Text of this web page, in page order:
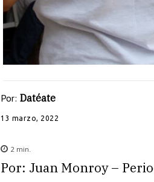
Por: Datéate
13 marzo, 2022
2 min.
Por: Juan Monroy –